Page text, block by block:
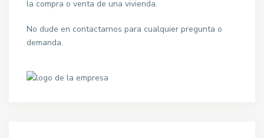
la compra o venta de una vivienda.
No dude en contactarnos para cualquier pregunta o
demanda.